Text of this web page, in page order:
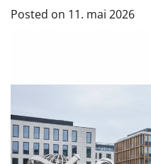
Posted on 11. mai 2026